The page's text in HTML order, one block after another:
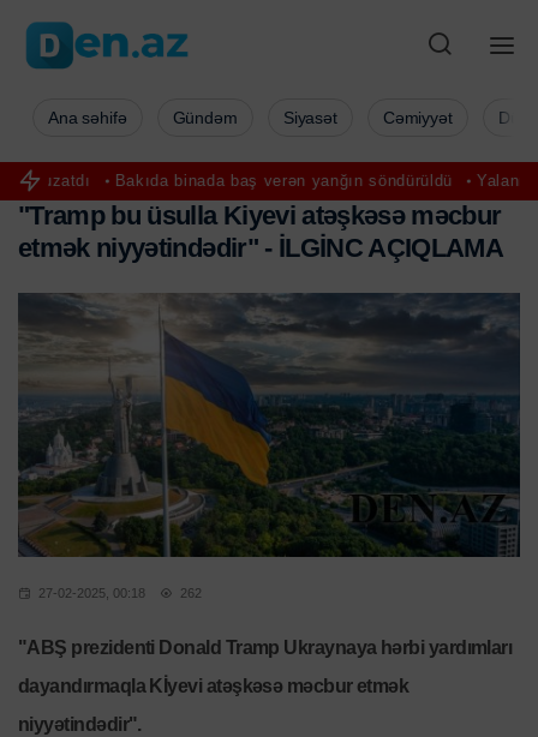
binada baş verən yanğın söndürüldü Yalanı dərhal anlayan
Ana səhifə Gündəm Siyasət Cəmiyyət
"Tramp bu üsulla Kiyevi atəşkəsə məcbur
etmək niyyətindədir" - İLGİNC AÇIQLAMA
27-02-2025, 00:18 262
"ABŞ prezidenti Donald Tramp Ukraynaya hərbi yardımları
dayandırmaqla Kİyevi atəşkəsə məcbur etmək
niyyətindədir".